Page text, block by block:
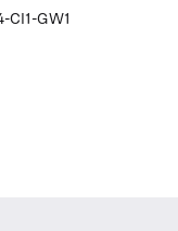
CI1-GW1